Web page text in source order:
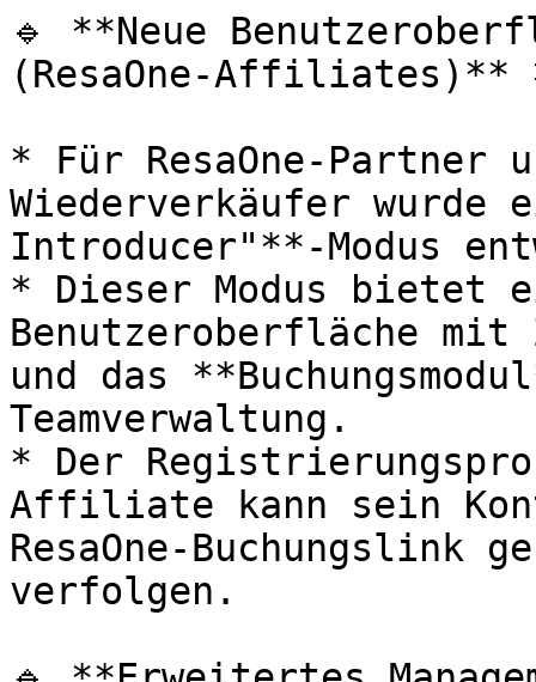
🔹 **Neue
(ResaOne-Affiliates)**
* Für ResaOne-Partner
Wiederverkäufer
Introducer"**-Modus
* Dieser Modus bietet
Benutzeroberfläche
und das
Teamverwaltung.
* Der
Affiliate kann sein
ResaOne-Buchungslink
verfolgen.